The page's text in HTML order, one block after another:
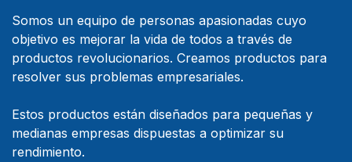
Somos un equipo de personas apasionadas cuyo
objetivo es mejorar la vida de todos a través de
productos revolucionarios. Creamos productos para
resolver sus problemas empresariales.
Estos productos están diseñados para pequeñas y
medianas empresas dispuestas a optimizar su
rendimiento.